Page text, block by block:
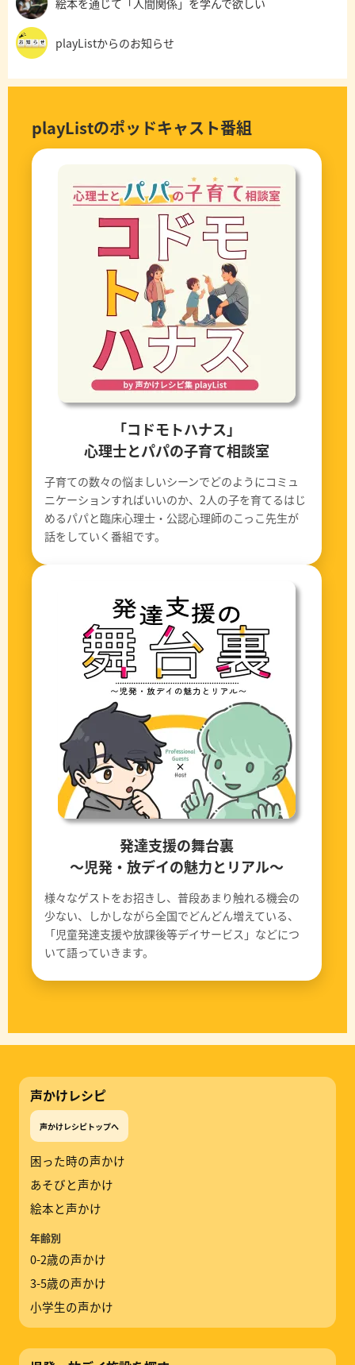
絵本を通じて「人間関係」を学んで欲しい
playListからのお知らせ
playListのポッドキャスト番組
「コドモトハナス」
心理士とパパの子育て相談室
子育ての数々の悩ましいシーンでどのようにコミュ
ニケーションすればいいのか、2人の子を育てるはじ
めるパパと臨床心理士・公認心理師のこっこ先生が
話をしていく番組です。
発達支援の舞台裏
〜児発・放デイの魅力とリアル〜
様々なゲストをお招きし、普段あまり触れる機会の
少ない、しかしながら全国でどんどん増えている、
「児童発達支援や放課後等デイサービス」などにつ
いて語っていきます。
声かけレシピ
声かけレシピトップへ
困った時の声かけ
あそびと声かけ
絵本と声かけ
年齢別
0-2歳の声かけ
3-5歳の声かけ
小学生の声かけ